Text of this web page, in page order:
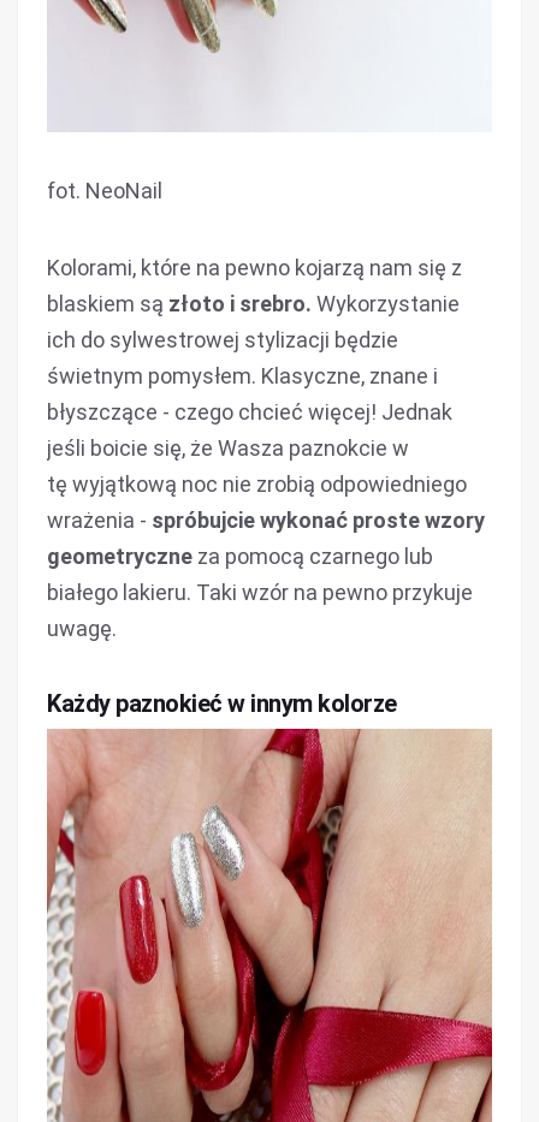
fot. NeoNail
Kolorami, które na pewno kojarzą nam się z
blaskiem są złoto i srebro. Wykorzystanie
ich do sylwestrowej stylizacji będzie
świetnym pomysłem. Klasyczne, znane i
błyszczące - czego chcieć więcej! Jednak
jeśli boicie się, że Wasza paznokcie w
tę wyjątkową noc nie zrobią odpowiedniego
wrażenia - spróbujcie wykonać proste wzory
geometryczne za pomocą czarnego lub
białego lakieru. Taki wzór na pewno przykuje
uwagę.
Każdy paznokieć w innym kolorze